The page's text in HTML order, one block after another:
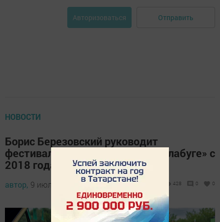
Авторизоваться Отправить
НОВОСТИ
Борис Березовский руководит
фестивалем «Летние вечера в Елабуге» с
2018 года
автор, 9 июля 2026 - 14:21 428 0 0